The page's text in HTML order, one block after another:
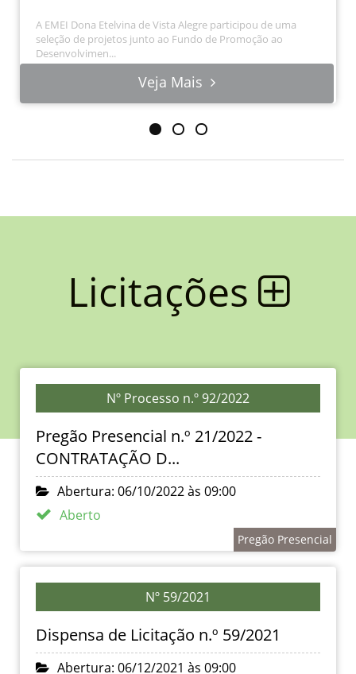
A EMEI Dona Etelvina de Vista Alegre participou de uma
seleção de projetos junto ao Fundo de Promoção ao
Desenvolvimen...
Veja Mais
Licitações
Nº Processo n.º 92/2022
Pregão Presencial n.º 21/2022 -
CONTRATAÇÃO D...
Abertura: 06/10/2022 às 09:00
Aberto
Pregão Presencial
Nº 59/2021
Dispensa de Licitação n.º 59/2021
Abertura: 06/12/2021 às 09:00